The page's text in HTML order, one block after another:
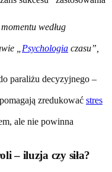
według
„ Psychologia czasu”,
paraliżu decyzyjnego –
zredukować stres
ale nie powinna
– iluzja czy siła?